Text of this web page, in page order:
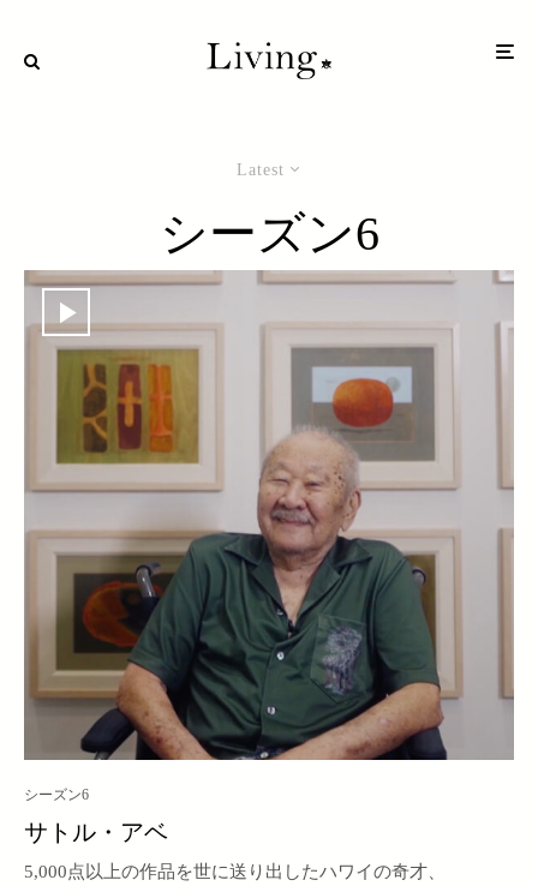
Latest
シーズン6
シーズン6
サトル・アベ
5,000点以上の作品を世に送り出したハワイの奇才、